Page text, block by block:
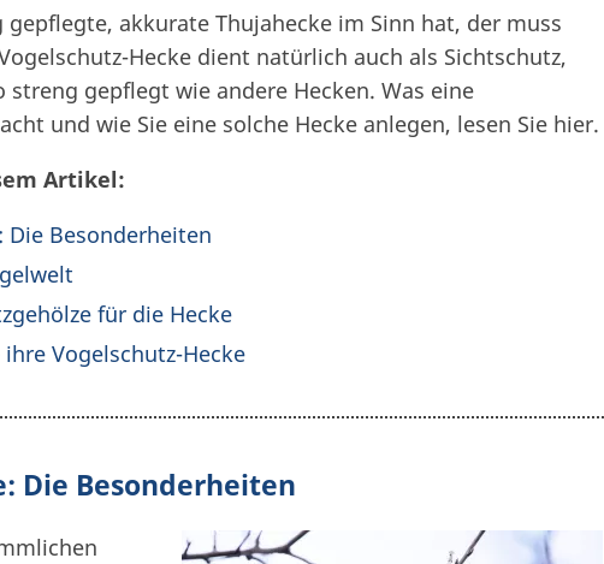
akkurate Thujahecke im Sinn hat, der muss
Hecke dient natürlich auch als Sichtschutz,
gepflegt wie andere Hecken. Was eine
und wie Sie eine solche Hecke anlegen, lesen Sie hier.
Artikel:
Die Besonderheiten
für die Hecke
ihre Vogelschutz-Hecke
Die Besonderheiten